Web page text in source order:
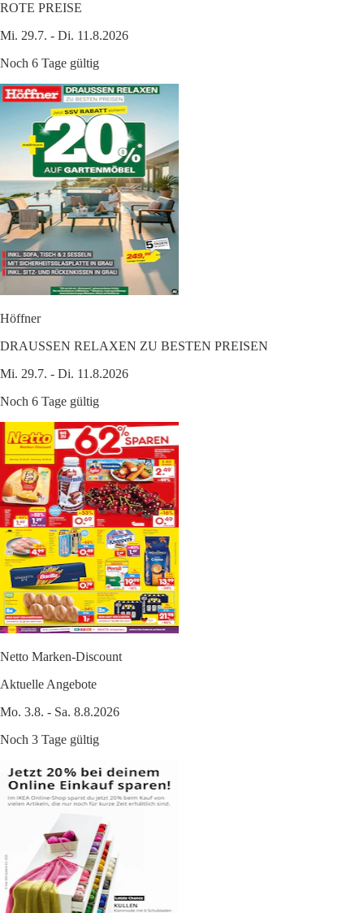
ROTE PREISE
Mi. 29.7. - Di. 11.8.2026
Noch 6 Tage gültig
Höffner
DRAUSSEN RELAXEN ZU BESTEN PREISEN
Mi. 29.7. - Di. 11.8.2026
Noch 6 Tage gültig
Netto Marken-Discount
Aktuelle Angebote
Mo. 3.8. - Sa. 8.8.2026
Noch 3 Tage gültig